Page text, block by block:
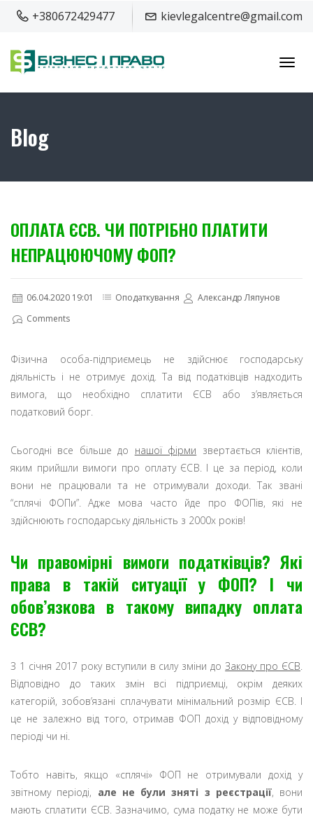
+380672429477 kievlegalcentre@gmail.com
Blog
ОПЛАТА ЄСВ. ЧИ ПОТРІБНО ПЛАТИТИ
НЕПРАЦЮЮЧОМУ ФОП?
06.04.2020 19:01 Оподаткування
Александр Ляпунов
Comments
Фізична особа-підприємець не здійснює господарську
діяльність і не отримує дохід. Та від податківців надходить
вимога, що необхідно сплатити ЄСВ або з’являється
податковий борг.
Сьогодні все більше до нашої фірми звертається клієнтів,
яким прийшли вимоги про оплату ЄСВ. І це за період, коли
вони не працювали та не отримували доходи. Так звані
“сплячі ФОПи”. Адже мова часто йде про ФОПів, які не
здійснюють господарську діяльність з 2000х років!
Чи правомірні вимоги податківців? Які
права в такій ситуації у ФОП? І чи
обов’язкова в такому випадку оплата
ЄСВ?
З 1 січня 2017 року вступили в силу зміни доЗакону про ЄСВ.
Відповідно до таких змін всі підприємці, окрім деяких
категорій, зобов’язані сплачувати мінімальний розмір ЄСВ. І
це не залежно від того, отримав ФОП дохід у відповідному
періоді чи ні.
Тобто навіть, якщо «сплячі» ФОП не отримували дохід у
звітному періоді, але не були зняті з реєстрації, вони
мають сплатити ЄСВ. Зазначимо, сума податку не може бути